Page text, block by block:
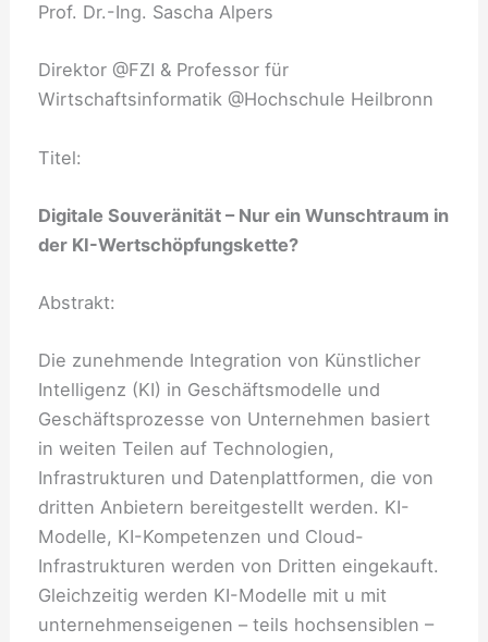
Prof. Dr.-Ing. Sascha Alpers
Direktor @FZI & Professor für
Wirtschaftsinformatik @Hochschule Heilbronn
Titel:
Digitale Souveränität – Nur ein Wunschtraum in
der KI-Wertschöpfungskette?
Abstrakt:
Die zunehmende Integration von Künstlicher
Intelligenz (KI) in Geschäftsmodelle und
Geschäftsprozesse von Unternehmen basiert
in weiten Teilen auf Technologien,
Infrastrukturen und Datenplattformen, die von
dritten Anbietern bereitgestellt werden. KI-
Modelle, KI-Kompetenzen und Cloud-
Infrastrukturen werden von Dritten eingekauft.
Gleichzeitig werden KI-Modelle mit u mit
unternehmenseigenen – teils hochsensiblen –